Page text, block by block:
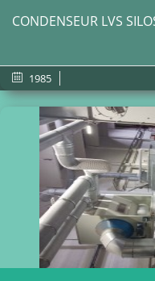
CONDENSEUR LVS
1985